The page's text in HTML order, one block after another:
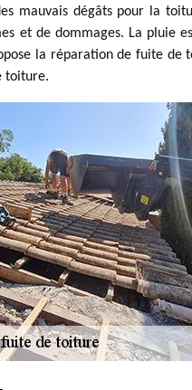
mauvais dégâts pour la
et de dommages. La pluie
la réparation de fuite de
toiture.